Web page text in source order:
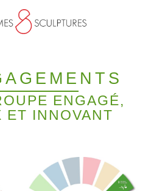
ENGAGÉ,
ET INNOVANT